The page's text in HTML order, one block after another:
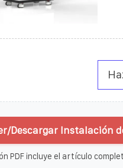
Descargar Instalación
PDF incluye el artículo